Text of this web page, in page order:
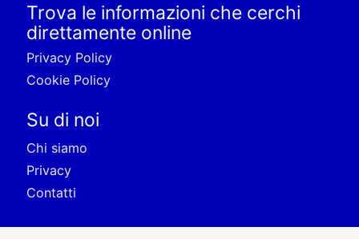
Trova le informazioni che cerchi
direttamente online
Privacy Policy
Cookie Policy
Su di noi
Chi siamo
Privacy
Contatti